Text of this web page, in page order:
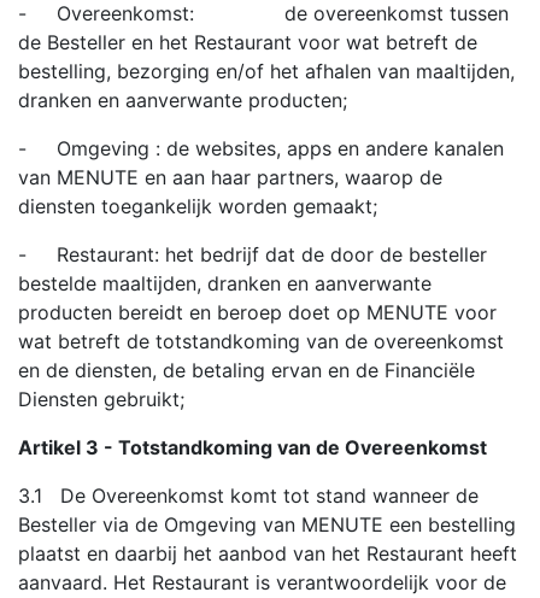
- Overeenkomst: de overeenkomst tussen
de Besteller en het Restaurant voor wat betreft de
bestelling, bezorging en/of het afhalen van maaltijden,
dranken en aanverwante producten;
- Omgeving : de websites, apps en andere kanalen
van MENUTE en aan haar partners, waarop de
diensten toegankelijk worden gemaakt;
- Restaurant: het bedrijf dat de door de besteller
bestelde maaltijden, dranken en aanverwante
producten bereidt en beroep doet op MENUTE voor
wat betreft de totstandkoming van de overeenkomst
en de diensten, de betaling ervan en de Financiële
Diensten gebruikt;
Artikel 3 - Totstandkoming van de Overeenkomst
3.1 De Overeenkomst komt tot stand wanneer de
Besteller via de Omgeving van MENUTE een bestelling
plaatst en daarbij het aanbod van het Restaurant heeft
aanvaard. Het Restaurant is verantwoordelijk voor de